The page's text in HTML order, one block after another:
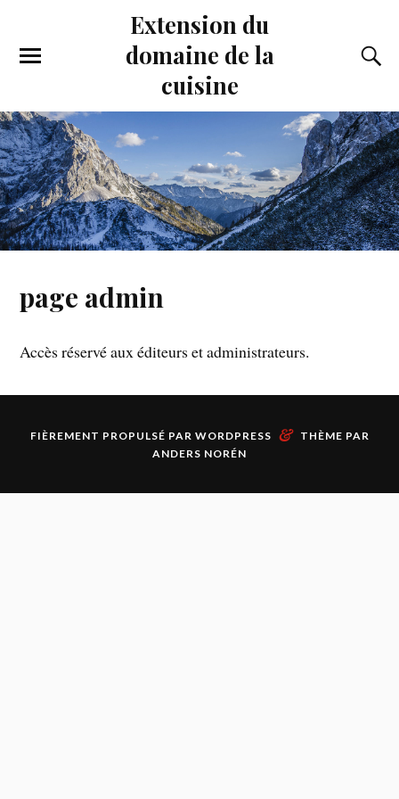
Extension du
domaine de la
cuisine
page admin
Accès réservé aux éditeurs et administrateurs.
FIÈREMENT PROPULSÉ PAR WORDPRESS &
THÈME PAR
ANDERS NORÉN